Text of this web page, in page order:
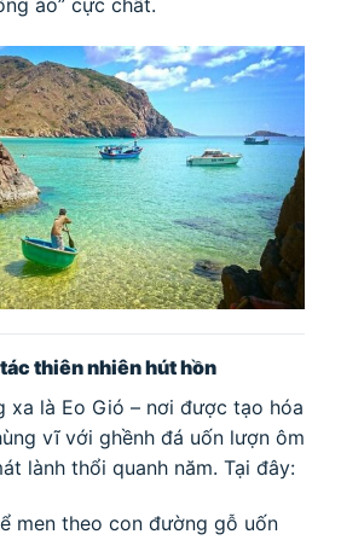
thiên nhiên hút hồn
xa là Eo Gió – nơi được tạo hóa
vĩ với ghềnh đá uốn lượn ôm
lành thổi quanh năm. Tại đây:
men theo con đường gỗ uốn